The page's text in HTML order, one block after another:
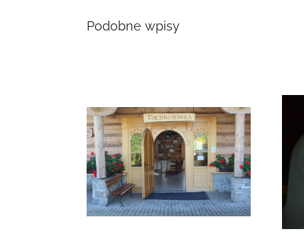
Podobne wpisy
Zmarła Genowefa Sikora